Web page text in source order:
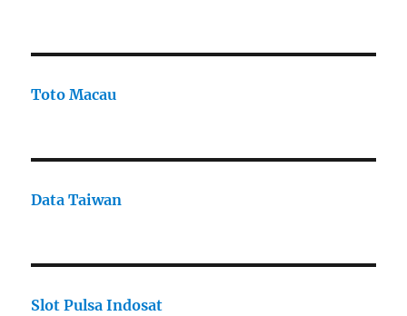
Toto Macau
Data Taiwan
Slot Pulsa Indosat